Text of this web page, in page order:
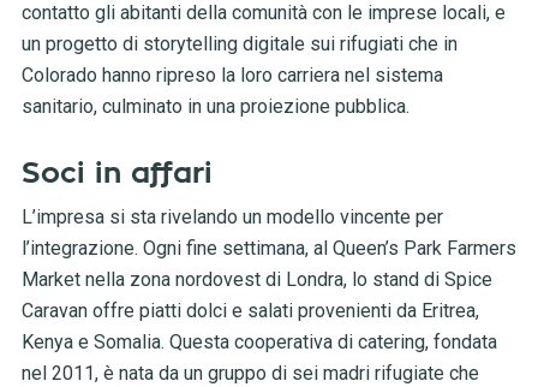
contatto gli abitanti della comunità con le imprese locali, e
un progetto di storytelling digitale sui rifugiati che in
Colorado hanno ripreso la loro carriera nel sistema
sanitario, culminato in una proiezione pubblica.
Soci in affari
L’impresa si sta rivelando un modello vincente per
l’integrazione. Ogni fine settimana, al Queen’s Park Farmers
Market nella zona nordovest di Londra, lo stand di Spice
Caravan offre piatti dolci e salati provenienti da Eritrea,
Kenya e Somalia. Questa cooperativa di catering, fondata
nel 2011, è nata da un gruppo di sei madri rifugiate che